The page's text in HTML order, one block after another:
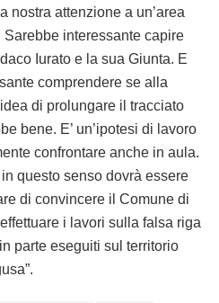
nostra attenzione a un’area
Sarebbe interessante capire
Iurato e la sua Giunta. E
comprendere se alla
di prolungare il tracciato
bene. E’ un’ipotesi di lavoro
confrontare anche in aula.
questo senso dovrà essere
di convincere il Comune di
i lavori sulla falsa riga
parte eseguiti sul territorio